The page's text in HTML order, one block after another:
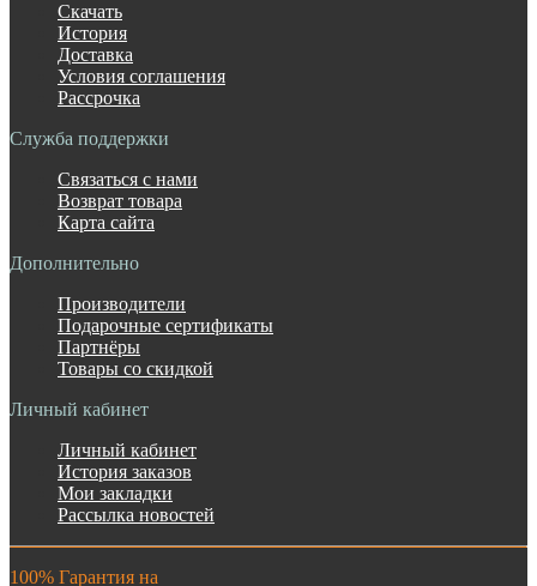
Скачать
История
Доставка
Условия соглашения
Рассрочка
Служба поддержки
Связаться с нами
Возврат товара
Карта сайта
Дополнительно
Производители
Подарочные сертификаты
Партнёры
Товары со скидкой
Личный кабинет
Личный кабинет
История заказов
Мои закладки
Рассылка новостей
100% Гарантия на